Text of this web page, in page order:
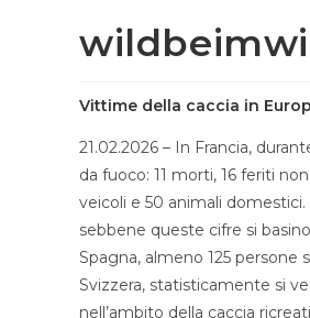
Vittime della caccia in
21.02.2026 – In Francia,
da fuoco: 11 morti, 16 feriti
veicoli e 50 animali
sebbene queste cifre si
Spagna, almeno 125
Svizzera, statisticamente si
nell’ambito della caccia